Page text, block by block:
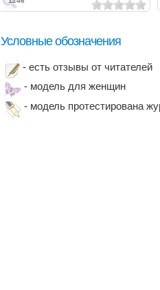
Условные обозначения
- есть отзывы от читателей
- модель для женщин
- модель протестирована